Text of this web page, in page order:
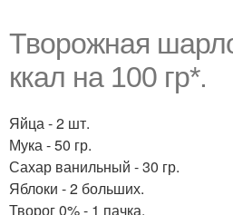
Творожная
ккал на 100 гр*.
Яйца - 2 шт.
Мука - 50 гр.
Сахар ванильный - 30 гр.
Яблоки - 2 больших.
Творог 0% - 1 пачка.